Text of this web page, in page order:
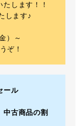
たします！！
します♪
）～
ぞ！
ール
中古商品の割